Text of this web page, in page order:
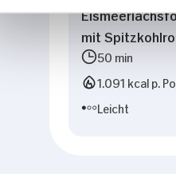
mit
50 min
1.091 kcal p.
Leicht